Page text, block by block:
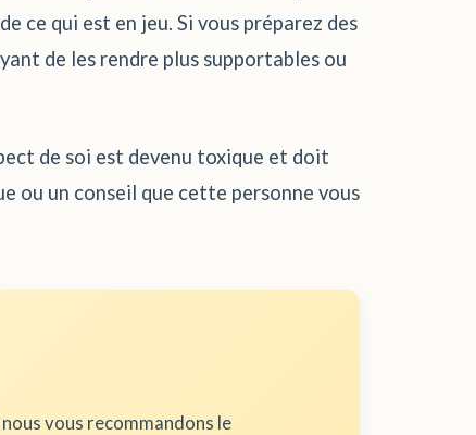
ce qui est en jeu. Si vous préparez des
de les rendre plus supportables ou
de soi est devenu toxique et doit
ou un conseil que cette personne vous
vous recommandons le